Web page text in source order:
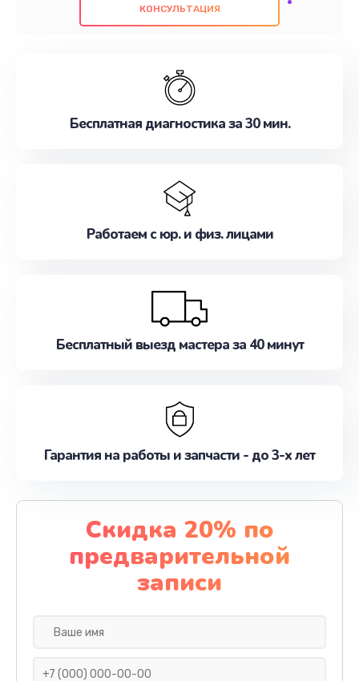
проведенных работ. Наша цель - предоставить
наилучшим образом. Не медлите записаться на
КОНСУЛЬТАЦИЯ
Бесплатная диагностика за 30 мин.
Работаем с юр. и физ. лицами
Бесплатный выезд мастера за 40 минут
Гарантия на работы и запчасти - до 3-х лет
Скидка 20% по
предварительной
записи